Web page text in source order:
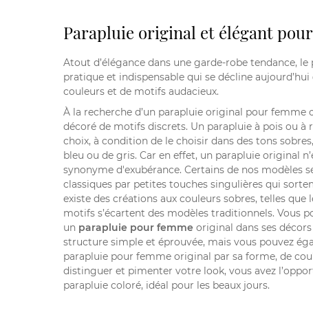
Parapluie original et élégant
Atout d’élégance dans une garde-robe tendance, le
pratique et indispensable qui se décline
couleurs et de motifs audacieux.
À la recherche d’un parapluie original pour femme
décoré de motifs discrets. Un parapluie à pois ou à
choix, à condition de le choisir dans des tons
bleu ou de gris. Car en effet, un parapluie original
synonyme d'exubérance. Certains de nos modèles
classiques par petites touches singulières qui
existe des créations aux couleurs sobres, telles que
motifs s’écartent des modèles traditionnels. Vous
un parapluie pour femme original dans ses
structure simple et éprouvée, mais vous pouvez
parapluie pour femme original par sa forme, de
distinguer et pimenter votre look, vous avez
parapluie coloré, idéal pour les beaux jours.